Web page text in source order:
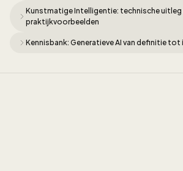
Kunstmatige Intelligentie: technische uitleg
praktijkvoorbeelden
Kennisbank: Generatieve AI van definitie